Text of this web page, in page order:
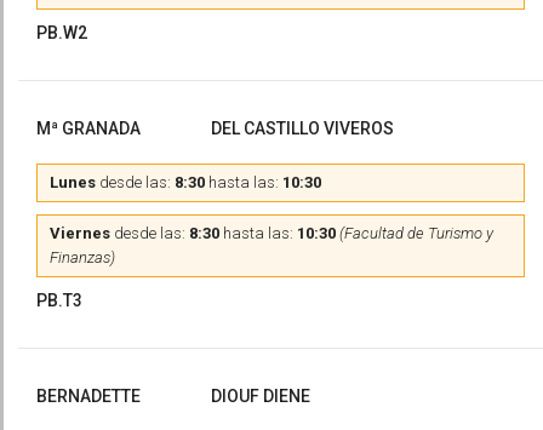
PB.W2
Mª GRANADA DEL CASTILLO VIVEROS
Lunes desde las: 8:30 hasta las: 10:30
Viernes desde las: 8:30 hasta las: 10:30 (Facultad de Turismo y
Finanzas)
PB.T3
BERNADETTE DIOUF DIENE